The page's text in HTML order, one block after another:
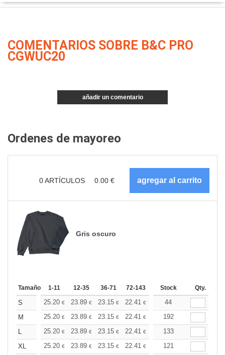
COMENTARIOS SOBRE B&C PRO
CGWUC20
añadir un comentario
Ordenes de mayoreo
0ARTÍCULOS 0.00 €
Gris oscuro
Tamaño 1-11 12-35 36-71 72-143 144-287 288 +
Stock Qty.
S 25.20 € 23.89 € 23.15 € 22.41 € 21.28€
44
M
25.20 € 23.89 € 23.15 € 22.41 € 21.28€
192
L
25.20 € 23.89 € 23.15 € 22.41 € 21.28€
133
XL
25.20 € 23.89 € 23.15 € 22.41 € 21.28€
121